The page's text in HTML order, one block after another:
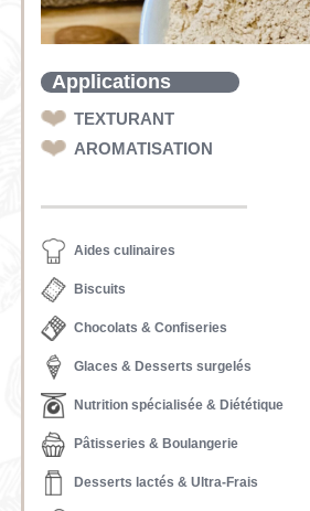
Applications
TEXTURANT
AROMATISATION
Aides culinaires
Biscuits
Chocolats & Confiseries
Glaces & Desserts surgelés
Nutrition spécialisée & Diététique
Pâtisseries & Boulangerie
Desserts lactés & Ultra-Frais